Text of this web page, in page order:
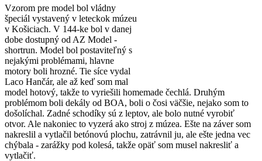
Vzorom pre model bol vládny
špeciál vystavený v leteckok múzeu
v Košiciach. V 144-ke bol v danej
dobe dostupný od AZ Model -
shortrun. Model bol postaviteľný s
nejakými problémami, hlavne
motory boli hrozné. Tie síce vydal
Laco Hančár, ale až keď som mal
model hotový, takže to vyriešili homemade čechlá. Druhým
problémom boli dekály od BOA, boli o čosi väčšie, nejako som to
došolíchal. Zadné schodíky sú z leptov, ale bolo nutné vyrobiť
otvor. Ale nakoniec to vyzerá ako stroj z múzea. Ešte na záver som
nakreslil a vytlačil betónovú plochu, zatrávnil ju, ale ešte jedna vec
chýbala - zarážky pod kolesá, takže opäť som musel nakresliť a
vytlačiť.